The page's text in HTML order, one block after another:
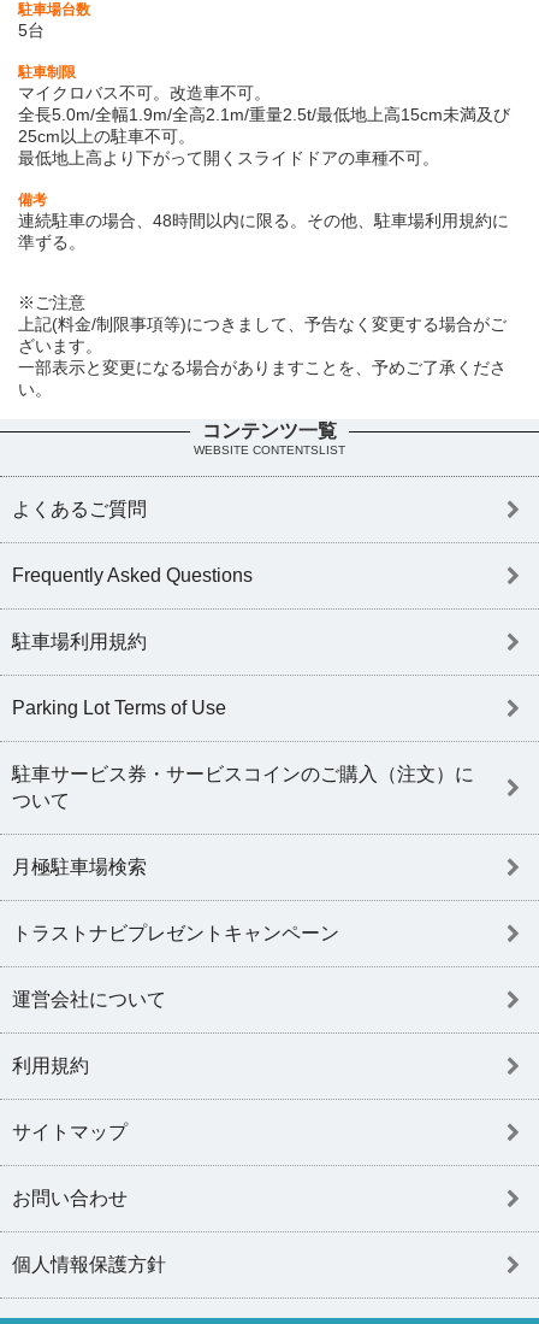
駐車場台数
5台
駐車制限
マイクロバス不可。改造車不可。
全長5.0m/全幅1.9m/全高2.1m/重量2.5t/最低地上高15cm未満及び
25cm以上の駐車不可。
最低地上高より下がって開くスライドドアの車種不可。
備考
連続駐車の場合、48時間以内に限る。その他、駐車場利用規約に
準ずる。
※ご注意
上記(料金/制限事項等)につきまして、予告なく変更する場合がご
ざいます。
一部表示と変更になる場合がありますことを、予めご了承くださ
い。
コンテンツ一覧
WEBSITE CONTENTSLIST
よくあるご質問
Frequently Asked Questions
駐車場利用規約
Parking Lot Terms of Use
駐車サービス券・サービスコインのご購入（注文）に
ついて
月極駐車場検索
トラストナビプレゼントキャンペーン
運営会社について
利用規約
サイトマップ
お問い合わせ
個人情報保護方針